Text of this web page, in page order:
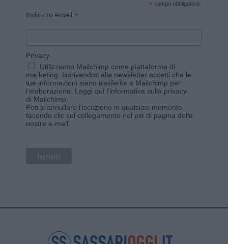
* campo obbligatorio
Indirizzo email *
Privacy
Utilizziamo Mailchimp come piattaforma di
marketing. Iscrivendoti alla newsletter accetti che le
tue informazioni siano trasferite a Mailchimp per
l'elaborazione. Leggi qui l'informativa sulla privacy
di Mailchimp
Potrai annullare l'iscrizione in qualsiasi momento
facendo clic sul collegamento nel piè di pagina delle
nostre e-mail.